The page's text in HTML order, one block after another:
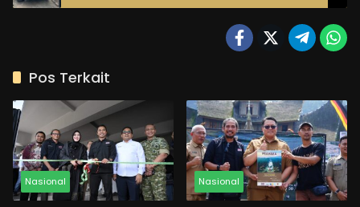
Pos Terkait
Nasional Nasional